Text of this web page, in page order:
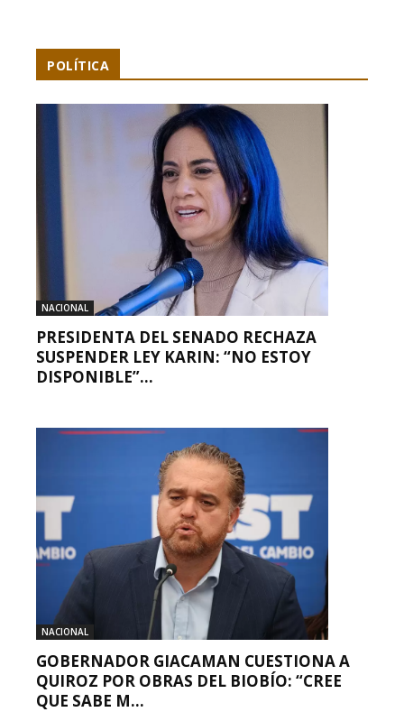
POLÍTICA
NACIONAL
PRESIDENTA DEL SENADO RECHAZA
SUSPENDER LEY KARIN: “NO ESTOY
DISPONIBLE”...
NACIONAL
GOBERNADOR GIACAMAN CUESTIONA A
QUIROZ POR OBRAS DEL BIOBÍO: “CREE
QUE SABE M...